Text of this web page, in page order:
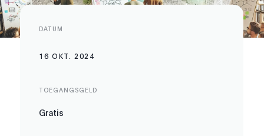
DATUM
16 OKT. 2024
TOEGANGSGELD
Gratis